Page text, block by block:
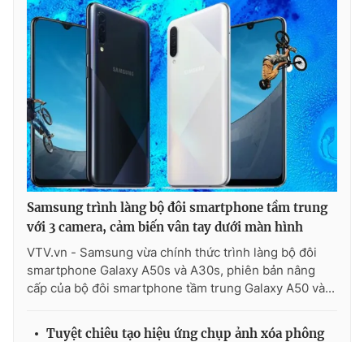
Samsung trình làng bộ đôi smartphone tầm trung
với 3 camera, cảm biến vân tay dưới màn hình
VTV.vn - Samsung vừa chính thức trình làng bộ đôi
smartphone Galaxy A50s và A30s, phiên bản nâng
cấp của bộ đôi smartphone tầm trung Galaxy A50 và...
Tuyệt chiêu tạo hiệu ứng chụp ảnh xóa phông